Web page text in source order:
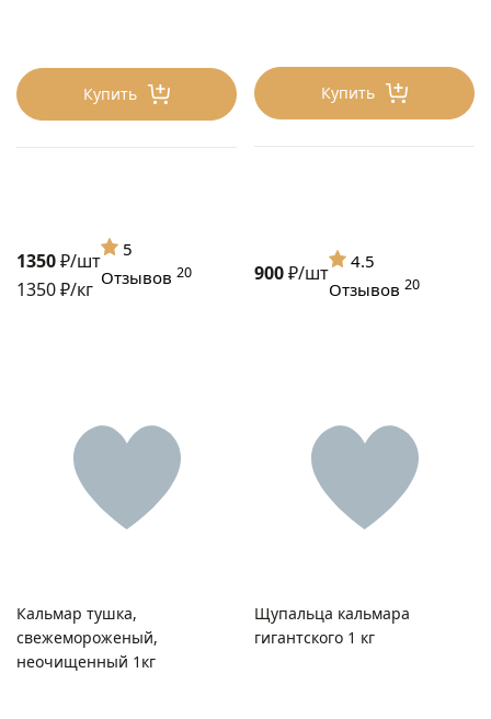
Купить
1350₽/шт
1350 ₽/кг
5
Отзывов 20
Купить
900₽/шт
4.5
Отзывов20
Кальмар тушка,
свежемороженый,
неочищенный 1кг
Щупальца кальмара
гигантского 1 кг